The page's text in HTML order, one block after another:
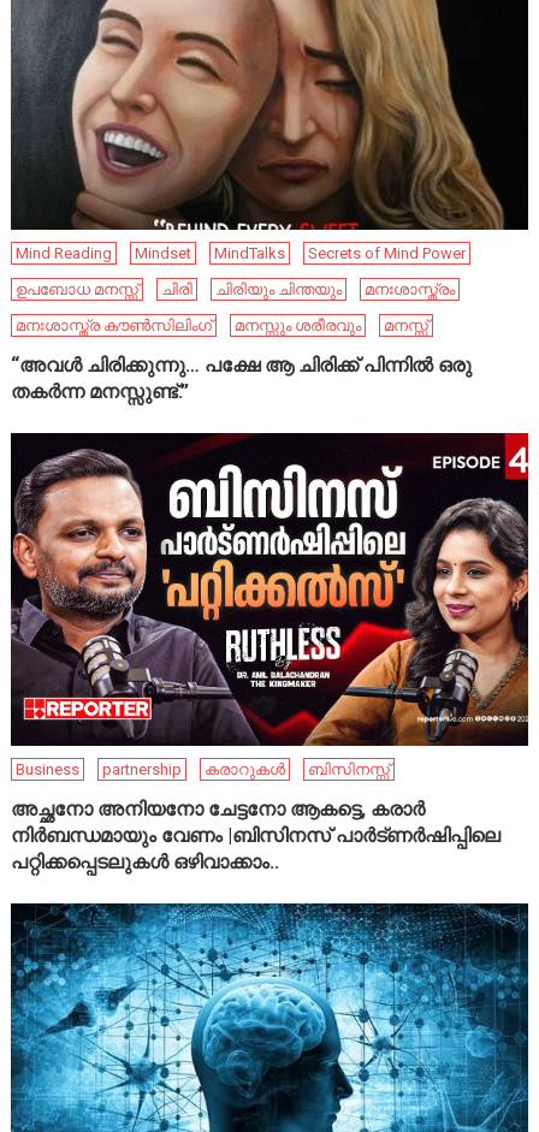
Mind Reading Mindset MindTalks
Secrets of Mind Power
ഉപബോധ മനസ്സ്
ചിരി ചിരിയും ചിന്തയും
മനഃശാസ്ത്രം
മനഃശാസ്ത്ര കൗൺസിലിംഗ്
മനസ്സും ശരീരവും മനസ്സ്
“അവൾ ചിരിക്കുന്നു… പക്ഷേ ആ ചിരിക്ക് പിന്നിൽ ഒരു
തകർന്ന മനസ്സുണ്ട്.”
Business partnership കരാറുകൾ ബിസിനസ്സ്
അച്ഛനോ അനിയനോ ചേട്ടനോ ആകട്ടെ, കരാർ
നിർബന്ധമായും വേണം |ബിസിനസ് പാർട്ണർഷിപ്പിലെ
പറ്റിക്കപ്പെടലുകൾ ഒഴിവാക്കാം..